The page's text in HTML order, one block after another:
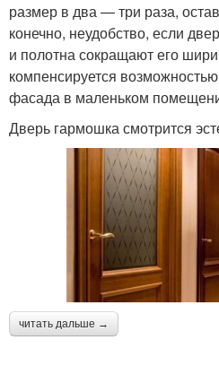
размер в два — три раза,
конечно, неудобство, если
и полотна сокращают его
компенсируется
фасада в маленьком
Дверь гармошка смотрится
читать дальше →